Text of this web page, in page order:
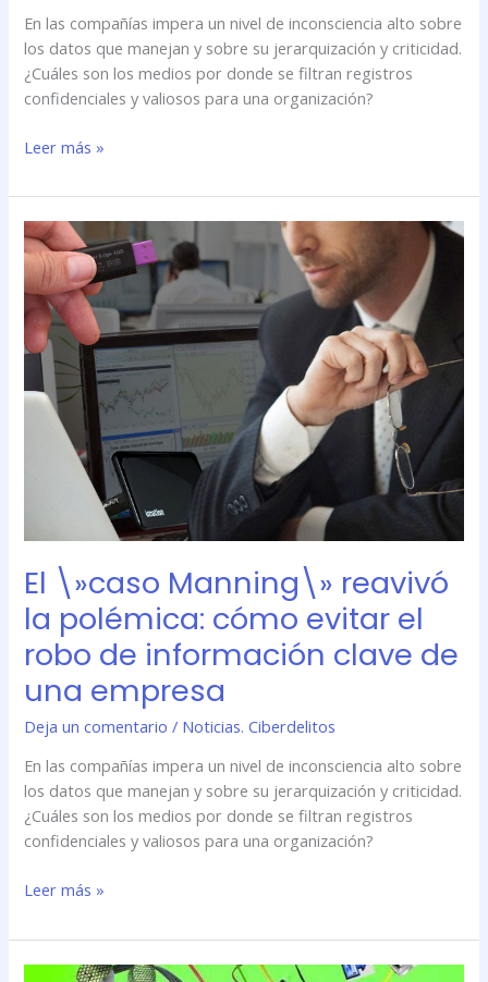
En las compañías impera un nivel de inconsciencia alto sobre
los datos que manejan y sobre su jerarquización y criticidad.
¿Cuáles son los medios por donde se filtran registros
confidenciales y valiosos para una organización?
Leer más »
El \»caso Manning\» reavivó
la polémica: cómo evitar el
robo de información clave de
una empresa
Deja un comentario / Noticias. Ciberdelitos
En las compañías impera un nivel de inconsciencia alto sobre
los datos que manejan y sobre su jerarquización y criticidad.
¿Cuáles son los medios por donde se filtran registros
confidenciales y valiosos para una organización?
El
\»caso
Manning\»
reavivó
la
polémica:
cómo
evitar
información
una
empresa
Leer más »